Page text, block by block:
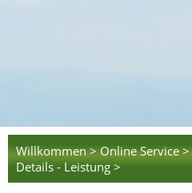
Willkommen > Online Service >
Details - Leistung >